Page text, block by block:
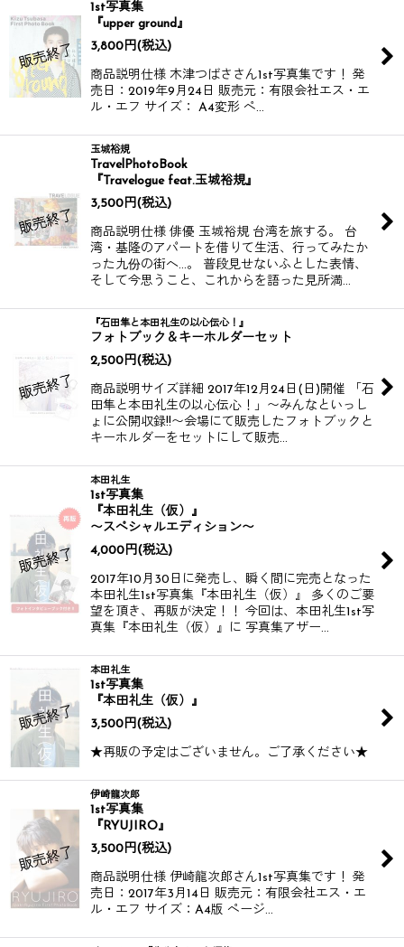
1st写真集
『upper ground』
3,800 円(税込)
商品説明仕様 木津つばささん1st写真集です！ 発
売日：2019年9月24日 販売元：有限会社エス・エ
ル・エフ サイズ： A4変形 ペ…
玉城裕規
TravelPhotoBook
『Travelogue feat.玉城裕規』
3,500 円(税込)
商品説明仕様 俳優 玉城裕規 台湾を旅する。 台
湾・基隆のアパートを借りて生活、行ってみたか
った九份の街へ…。 普段見せないふとした表情、
そして今思うこと、これからを語った見所満…
『石田隼と本田礼生の以心伝心！』
フォトブック＆キーホルダーセット
2,500 円(税込)
商品説明サイズ詳細 2017年12月24日(日)開催 「石
田隼と本田礼生の以心伝心！」〜みんなといっし
ょに公開収録!!〜会場にて販売したフォトブックと
キーホルダーをセットにして販売…
本田礼生
1st写真集
『本田礼生（仮）』
〜スペシャルエディション〜
4,000 円(税込)
2017年10月30日に発売し、瞬く間に完売となった
本田礼生1st写真集『本田礼生（仮）』 多くのご要
望を頂き、再販が決定！！ 今回は、本田礼生1st写
真集『本田礼生（仮）』に 写真集アザー…
本田礼生
1st写真集
『本田礼生（仮）』
3,500 円(税込)
★再販の予定はございません。ご了承ください★
伊崎龍次郎
1st写真集
『RYUJIRO』
3,500 円(税込)
商品説明仕様 伊崎龍次郎さん1st写真集です！ 発
売日：2017年3月14日 販売元：有限会社エス・エ
ル・エフ サイズ：A4版 ページ…